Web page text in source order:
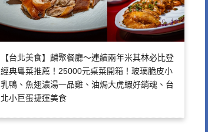
【台北美食】麟聚餐廳～連續兩年米其林必比登
經典粵菜推薦！25000元桌菜開箱！玻璃脆皮小
乳鴨、魚翅濃湯一品雞、油焗大虎蝦好銷魂、台
北小巨蛋捷運美食